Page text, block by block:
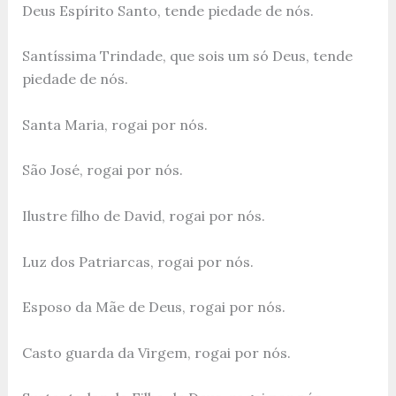
Deus Espírito Santo, tende piedade de nós.
Santíssima Trindade, que sois um só Deus, tende
piedade de nós.
Santa Maria, rogai por nós.
São José, rogai por nós.
Ilustre filho de David, rogai por nós.
Luz dos Patriarcas, rogai por nós.
Esposo da Mãe de Deus, rogai por nós.
Casto guarda da Virgem, rogai por nós.